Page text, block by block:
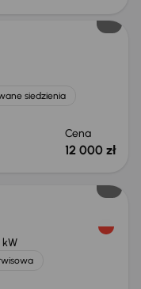
siedzienia
Cena
12 000 zł
kW